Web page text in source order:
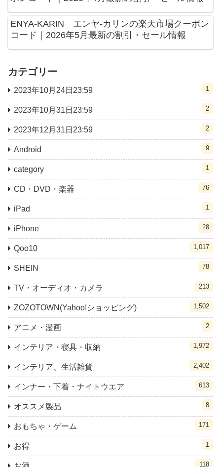
ENYA-KARIN エンヤ-カリンの楽天市場クーポン
コード｜2026年5月最新の割引・セール情報
カテゴリー
2023年10月24日23:59 1
2023年10月31日23:59 2
2023年12月31日23:59 2
Android 9
category 1
CD・DVD・楽器 76
iPad 1
iPhone 28
Qoo10 1,017
SHEIN 78
TV・オーディオ・カメラ 213
ZOZOTOWN(Yahoo!ショッピング) 1,502
アニメ・漫画 2
インテリア・寝具・収納 1,972
インテリア、生活雑貨 2,402
インナー・下着・ナイトウエア 613
オススメ製品 8
おもちゃ・ゲーム 171
お得 1
118